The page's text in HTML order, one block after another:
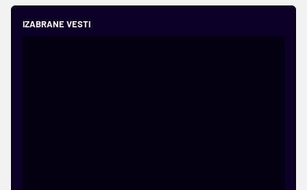
IZABRANE VESTI